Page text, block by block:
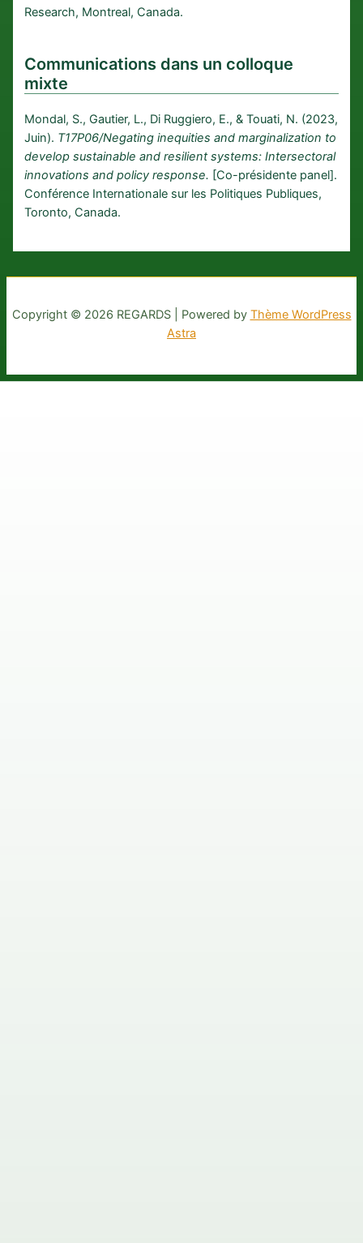
Research, Montreal, Canada.
Communications dans un colloque
mixte
Mondal, S., Gautier, L., Di Ruggiero, E., & Touati, N. (2023,
Juin). T17P06/Negating inequities and marginalization to
develop sustainable and resilient systems: Intersectoral
innovations and policy response. [Co-présidente panel].
Conférence Internationale sur les Politiques Publiques,
Toronto, Canada.
Copyright © 2026 REGARDS | Powered by Thème WordPress
Astra